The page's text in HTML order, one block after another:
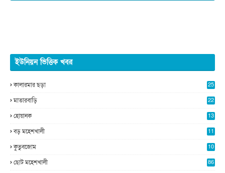
ইউনিয়ন ভিত্তিক খবর
কালারমার ছড়া
25
মাতারবাড়ি
22
হোয়ানক
13
বড় মহেশখালী
11
কুতুবজোম
10
ছোট মহেশখালী 86